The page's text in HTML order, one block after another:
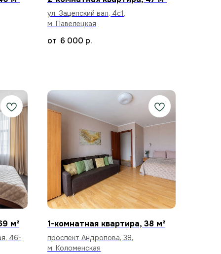
ул. Зацепский вал, 4с1,
м. Павелецкая
6 000 р.
м²
46-
1-комнатная квартира, 38 м²
проспект Андропова, 38,
м. Коломенская